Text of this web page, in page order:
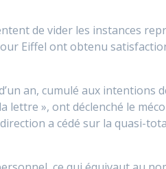
de vider les instances
Eiffel ont obtenu
an, cumulé aux intentions
lettre », ont déclenché le
a cédé sur la quasi-